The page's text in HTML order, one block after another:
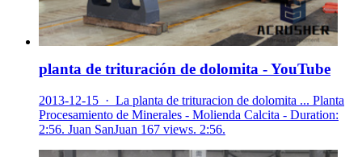
planta de trituración de dolomita - YouTube
2013-12-15 · La planta de trituracion de dolomita ... Planta
Procesamiento de Minerales - Molienda Calcita - Duration:
2:56. Juan SanJuan 167 views. 2:56.